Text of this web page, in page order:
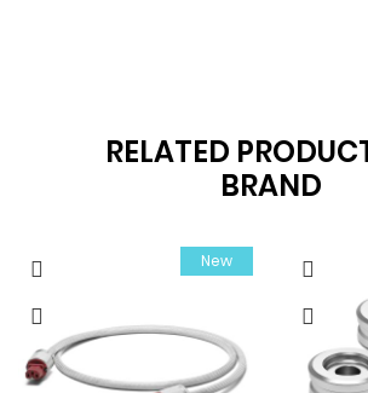
RELATED
BRAND
New